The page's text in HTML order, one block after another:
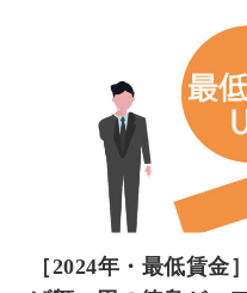
［2024年・最低賃